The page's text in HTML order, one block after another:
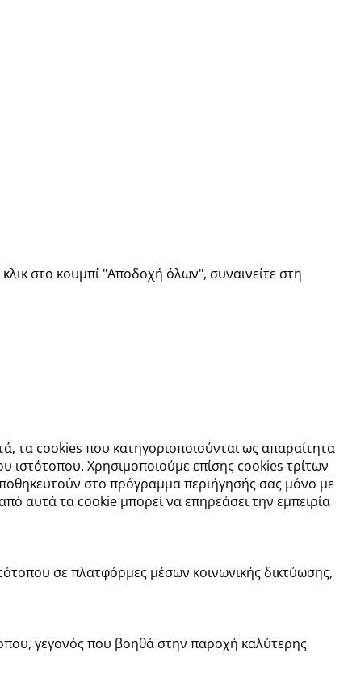
στο κουμπί "Αποδοχή όλων", συναινείτε στη
τα cookies που κατηγοριοποιούνται ως απαραίτητα
ιστότοπου. Χρησιμοποιούμε επίσης cookies τρίτων
στο πρόγραμμα περιήγησής σας μόνο με
αυτά τα cookie μπορεί να επηρεάσει την εμπειρία
σε πλατφόρμες μέσων κοινωνικής δικτύωσης,
γεγονός που βοηθά στην παροχή καλύτερης